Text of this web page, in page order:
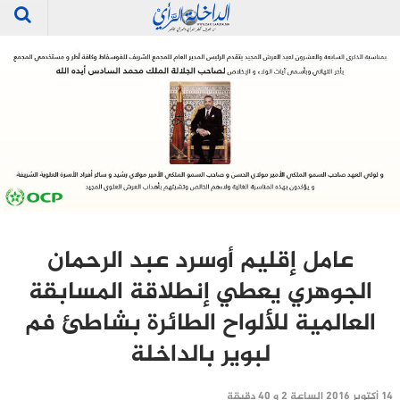
عامل إقليم أوسرد عبد الرحمان
الجوهري يعطي إنطلاقة المسابقة
العالمية للألواح الطائرة بشاطئ فم
لبوير بالداخلة
14 أكتوبر 2016 الساعة 2 و 40 دقيقة